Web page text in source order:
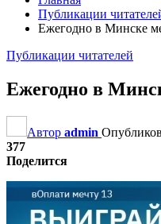
Публикации
Ежегодно в Минске
Публикации читателей
Ежегодно в
Автор admin
377
Поделится